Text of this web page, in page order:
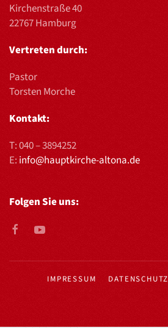
Kirchenstraße 40
22767 Hamburg
Vertreten durch:
Pastor
Torsten Morche
Kontakt:
T:040 – 3894252
E: info@hauptkirche-altona.de
Folgen Sie uns:
IMPRESSUM DATENSCHUTZ